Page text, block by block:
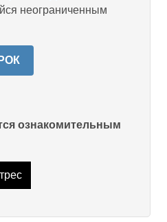
неограниченным
ознакомительным